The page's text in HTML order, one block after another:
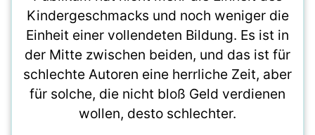
Kindergeschmacks und noch weniger die
Einheit einer vollendeten Bildung. Es ist in
der Mitte zwischen beiden, und das ist für
schlechte Autoren eine herrliche Zeit, aber
für solche, die nicht bloß Geld verdienen
wollen, desto schlechter.